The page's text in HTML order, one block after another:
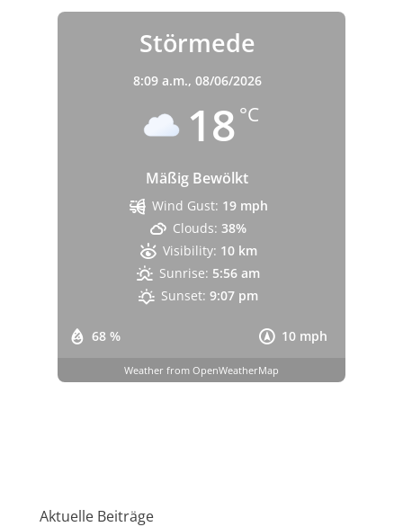
Störmede
8:09 a.m., 08/06/2026
18 °C
Mäßig Bewölkt
68 % 10 mph
Wind Gust: 19 mph
Clouds: 38%
Visibility: 10 km
Sunrise: 5:56 am
Sunset: 9:07 pm
Weather from OpenWeatherMap
Aktuelle Beiträge